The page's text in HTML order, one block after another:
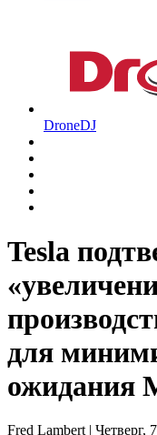
DroneDJ
Tesla
для
ожидания
Fred Lambert| Четверг,